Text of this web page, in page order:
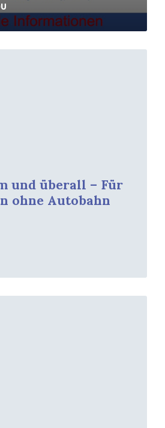
und überall – Für
ohne Autobahn